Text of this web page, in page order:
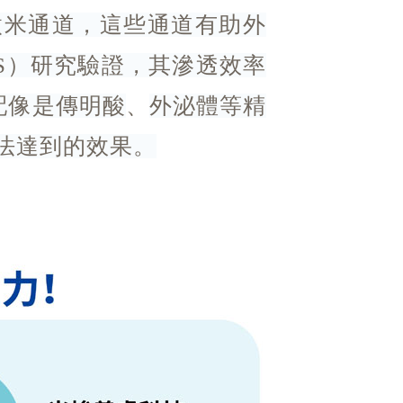
通道，這些通道有助外
研究驗證，其滲透效率
像是傳明酸、 外泌體等精
到的效果。